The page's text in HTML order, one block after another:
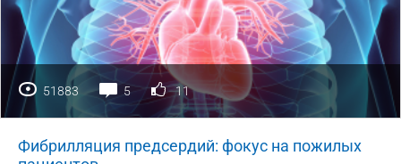
51883 5 11
Фибрилляция предсердий: фокус на пожилых